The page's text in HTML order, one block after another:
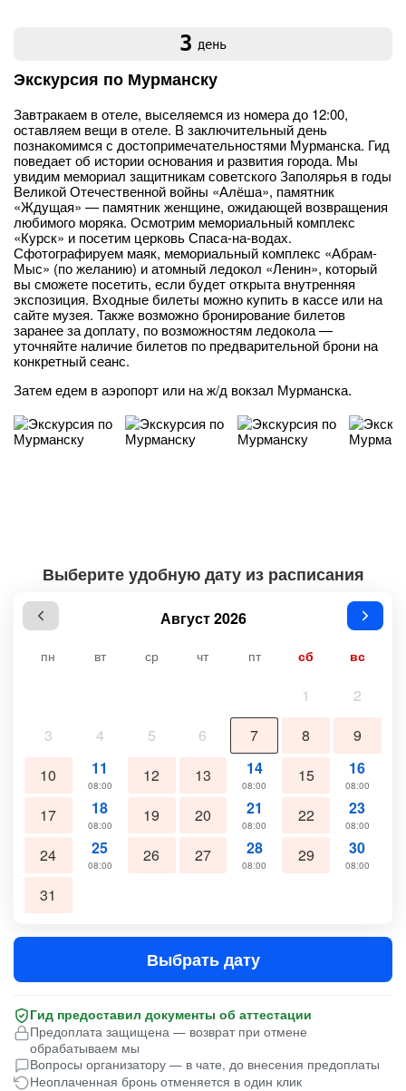
3 день
Экскурсия по Мурманску
Завтракаем в отеле, выселяемся из номера до 12:00,
оставляем вещи в отеле. В заключительный день
познакомимся с достопримечательностями Мурманска. Гид
поведает об истории основания и развития города. Мы
увидим мемориал защитникам советского Заполярья в годы
Великой Отечественной войны «Алёша», памятник
«Ждущая» — памятник женщине, ожидающей возвращения
любимого моряка. Осмотрим мемориальный комплекс
«Курск» и посетим церковь Спаса-на-водах.
Сфотографируем маяк, мемориальный комплекс «Абрам-
Мыс» (по желанию) и атомный ледокол «Ленин», который
вы сможете посетить, если будет открыта внутренняя
экспозиция. Входные билеты можно купить в кассе или на
сайте музея. Также возможно бронирование билетов
заранее за доплату, по возможностям ледокола —
уточняйте наличие билетов по предварительной брони на
конкретный сеанс.
Затем едем в аэропорт или на ж/д вокзал Мурманска.
Выберите удобную дату из расписания
Август 2026
пн вт ср чт пт сб вс
1
2
3
4 5 6 7 8
9
10
11
08:00 12 13 14
08:00 15 16
08:00
17 18
08:00 19 20 21
08:00 22 23
08:00
24 25
08:00 26 27 28
08:00 29 30
08:00
31
Выбрать дату
Гид предоставил документы об аттестации
Предоплата защищена — возврат при отмене
обрабатываем мы
Вопросы организатору — в чате, до внесения предоплаты
Неоплаченная бронь отменяется в один клик